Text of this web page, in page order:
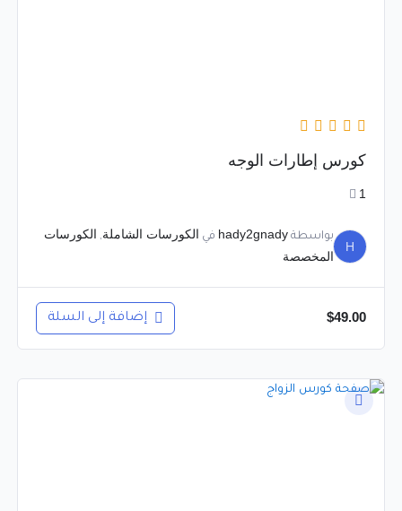
كورس إطارات الوجه
1
H
بواسطة hady2gnady في الكورسات الشاملة, الكورسات
المخصصة
$49.00 إضافة إلى السلة